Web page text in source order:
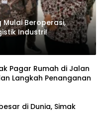
Beroperasi,
Industri!
Pagar Rumah di Jalan
Langkah Penanganan
di Dunia, Simak